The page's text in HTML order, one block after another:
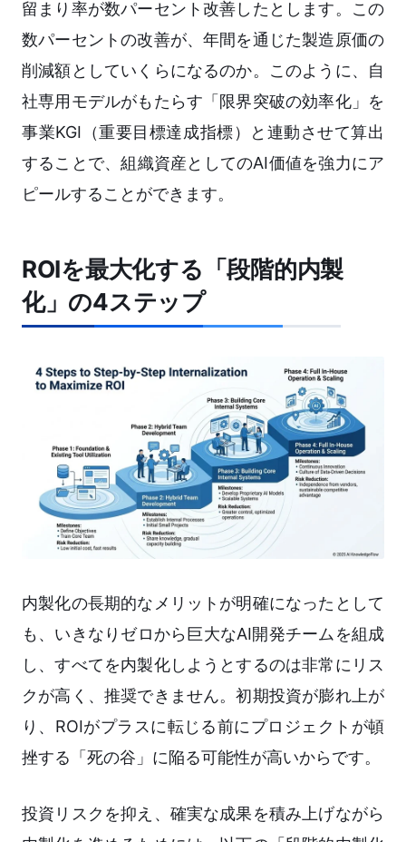
留まり率が数パーセント改善したとします。この
数パーセントの改善が、年間を通じた製造原価の
削減額としていくらになるのか。このように、自
社専用モデルがもたらす「限界突破の効率化」を
事業KGI（重要目標達成指標）と連動させて算出
することで、組織資産としてのAI価値を強力にア
ピールすることができます。
ROIを最大化する「段階的内製
化」の4ステップ
内製化の長期的なメリットが明確になったとして
も、いきなりゼロから巨大なAI開発チームを組成
し、すべてを内製化しようとするのは非常にリス
クが高く、推奨できません。初期投資が膨れ上が
り、ROIがプラスに転じる前にプロジェクトが頓
挫する「死の谷」に陥る可能性が高いからです。
投資リスクを抑え、確実な成果を積み上げながら